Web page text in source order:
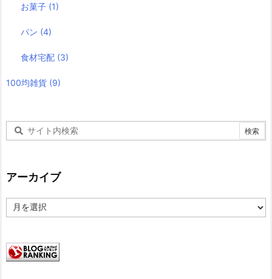
お菓子 (1)
パン (4)
食材宅配 (3)
100均雑貨 (9)
アーカイブ
ー
ブ